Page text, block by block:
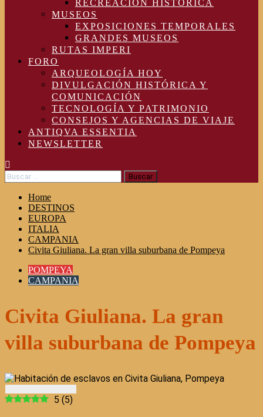
RECREACIÓN HISTÓRICA
MUSEOS
EXPOSICIONES TEMPORALES
GRANDES MUSEOS
RUTAS IMPERI
FORO
ARQUEOLOGÍA HOY
DIVULGACIÓN HISTÓRICA Y
COMUNICACIÓN
TECNOLOGÍA Y PATRIMONIO
CONSEJOS Y AGENCIAS DE VIAJE
ANTIQVA ESSENTIA
NEWSLETTER
Buscar:
Home
DESTINOS
EUROPA
ITALIA
CAMPANIA
Civita Giuliana. La gran villa suburbana de Pompeya
POMPEYA
CAMPANIA
Civita Giuliana. La gran
villa suburbana de Pompeya
5 (5)